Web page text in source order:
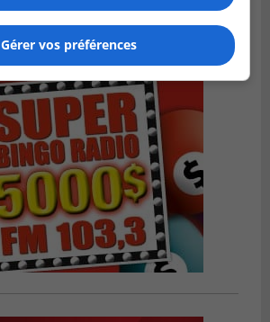
Gérer vos préférences